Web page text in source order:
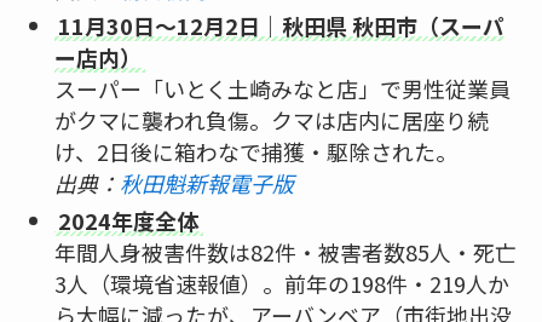
11月30日〜12月2日｜秋田県 秋田市（スーパ
ー店内）
スーパー「いとく土崎みなと店」で男性従業員
がクマに襲われ負傷。クマは店内に居座り続
け、2日後に箱わなで捕獲・駆除された。
出典： 秋田魁新報電子版
2024年度全体
年間人身被害件数は82件・被害者数85人・死亡
3人（環境省速報値）。前年の198件・219人か
ら大幅に減ったが、アーバンベア（市街地出没